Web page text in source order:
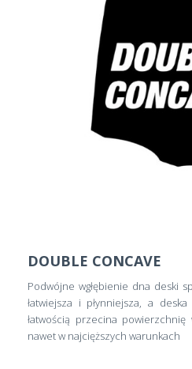
DOUBLE CONCAVE
Podwójne wgłębienie dna deski
łatwiejsza i płynniejsza, a
łatwością przecina
nawet w najcięższych warunkach